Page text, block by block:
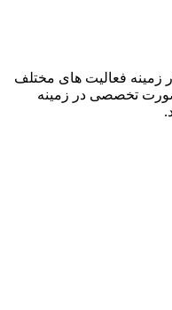
زمینه فعالیت های مختلف
تخصصی در زمینه